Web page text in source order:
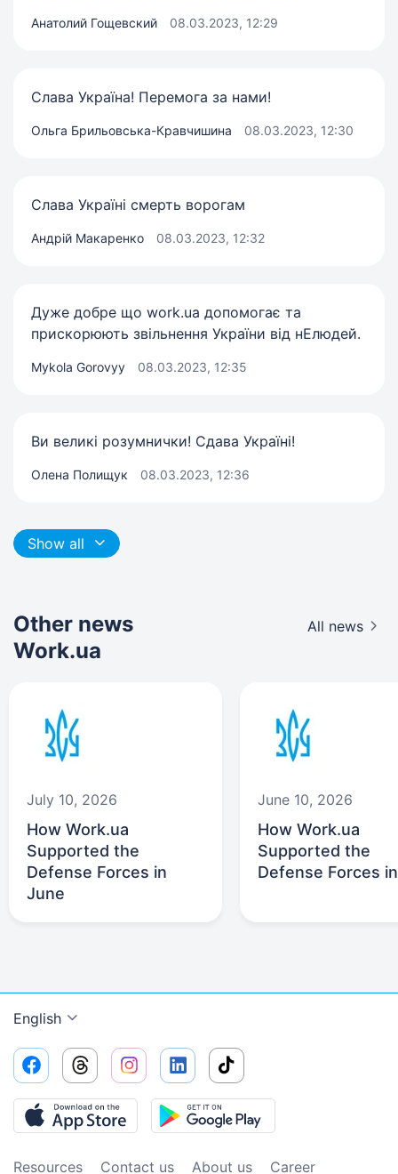
Анатолий Гощевский 08.03.2023, 12:29
Слава Україна! Перемога за нами!
Ольга Брильовська-Кравчишина 08.03.2023, 12:30
Слава Україні смерть ворогам
Андрій Макаренко 08.03.2023, 12:32
Дуже добре що work.ua допомогає та
прискорюють звільнення України від нЕлюдей.
Mykola Gorovyy 08.03.2023, 12:35
Ви великі розумнички! Сдава Україні!
Олена Полищук 08.03.2023, 12:36
Show all
Other news
Work.ua
All news
July 10, 2026
How Work.ua
Supported the
Defense Forces in
June
June 10, 2026
How Work.ua
Supported the
Defense Forces
English
Resources Contact us About us Сareer